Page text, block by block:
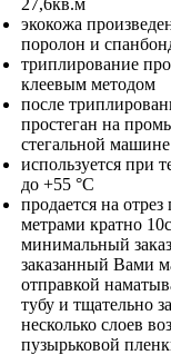
экокожа
поролон и
триплирование
клеевым методом
после
простеган на
стегальной машине
используется при
до +55 °С
продается на
метрами кратно
минимальный
заказанный Вами
отправкой
тубу и тщательно
несколько слоев
пузырьковой